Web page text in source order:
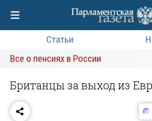
Статьи
Все о пенсиях в России
Британцы за выход из